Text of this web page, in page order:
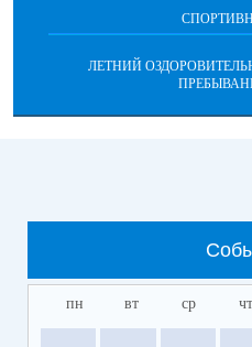
ЛЕТНИЙ
пн вт ср чт